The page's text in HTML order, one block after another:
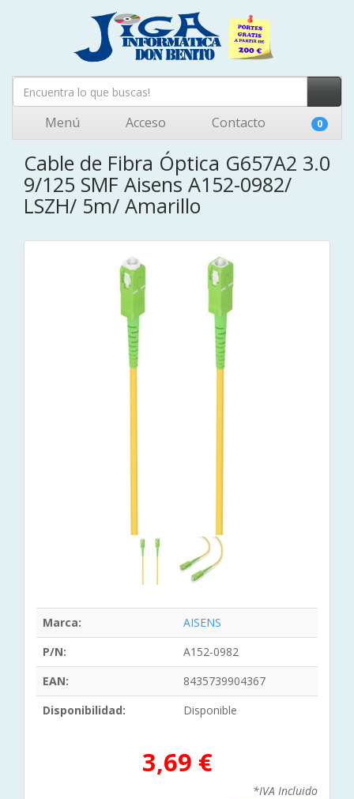
Menú Acceso Contacto 0
Cable de Fibra Óptica G657A2 3.0
9/125 SMF Aisens A152-0982/
LSZH/ 5m/ Amarillo
Marca:
AISENS
P/N:
A152-0982
EAN:
8435739904367
Disponibilidad:
Disponible
3,69 €
*IVA Incluido